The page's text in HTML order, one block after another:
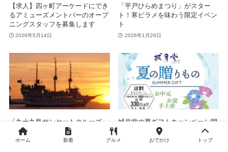
【求人】四ヶ町アーケードにでき
るアミューズメントバーのオープ
ニングスタッフを募集します
2026年5月14日
「平戸ひらめまつり」がスター
ト！寒ビラメを味わう限定イベン
ト
2026年1月26日
「九十九島サンセットクルーズ」
2025｜夕日と絶景を楽しもう
2025年9月16日
城月堂の夏ギフトキャンペーン開
催中！伊万里銘菓が送料無料
2025年7月17日
ホーム 新着 グルメ おでかけ トップ